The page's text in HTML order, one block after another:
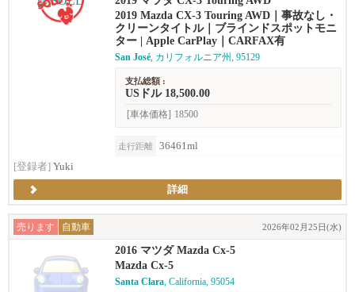
2019 Mazda CX-3 Touring AWD｜事故なし・
クリーンタイトル｜ブラインドスポットモニ
ター | Apple CarPlay｜CARFAX有
San José, カリフォルニア州, 95129
支払総額 :
USドル 18,500.00
[車体価格] 18500
走行距離
36461ml
[登録者] Yuki
詳細
売ります 自動車 2026年02月25日(水)
2016 マツダ Mazda Cx-5
Mazda Cx-5
Santa Clara, California, 95054